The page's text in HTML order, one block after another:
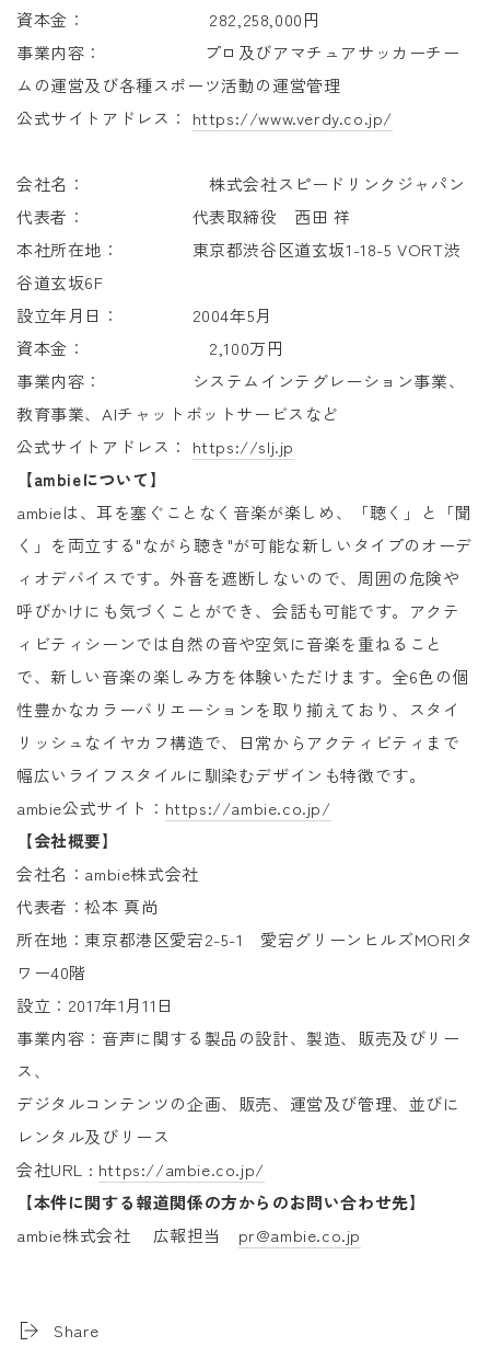
資本金： 282,258,000円
事業内容： プロ及びアマチュアサッカーチー
ムの運営及び各種スポーツ活動の運営管理
公式サイトアドレス： https://www.verdy.co.jp/
会社名： 株式会社スピードリンクジャパン
代表者： 代表取締役 西田 祥
本社所在地： 東京都渋谷区道玄坂1-18-5 VORT渋
谷道玄坂6F
設立年月日： 2004年5月
資本金： 2,100万円
事業内容： システムインテグレーション事業、
教育事業、AIチャットボットサービスなど
公式サイトアドレス： https://slj.jp
【ambieについて】
ambieは、耳を塞ぐことなく音楽が楽しめ、「聴く」と「聞
く」を両立する"ながら聴き"が可能な新しいタイプのオーデ
ィオデバイスです。外音を遮断しないので、周囲の危険や
呼びかけにも気づくことができ、会話も可能です。アクテ
ィビティシーンでは自然の音や空気に音楽を重ねること
で、新しい音楽の楽しみ方を体験いただけます。全6色の個
性豊かなカラーバリエーションを取り揃えており、スタイ
リッシュなイヤカフ構造で、日常からアクティビティまで
幅広いライフスタイルに馴染むデザインも特徴です。
ambie公式サイト： https://ambie.co.jp/
【会社概要】
会社名：ambie株式会社
代表者：松本 真尚
所在地：東京都港区愛宕2-5-1 愛宕グリーンヒルズMORIタ
ワー40階
設立：2017年1月11日
事業内容：音声に関する製品の設計、製造、販売及びリー
ス、
デジタルコンテンツの企画、販売、運営及び管理、並びに
レンタル及びリース
会社URL : https://ambie.co.jp/
【本件に関する報道関係の方からのお問い合わせ先】
ambie株式会社 広報担当 pr@ambie.co.jp
Share